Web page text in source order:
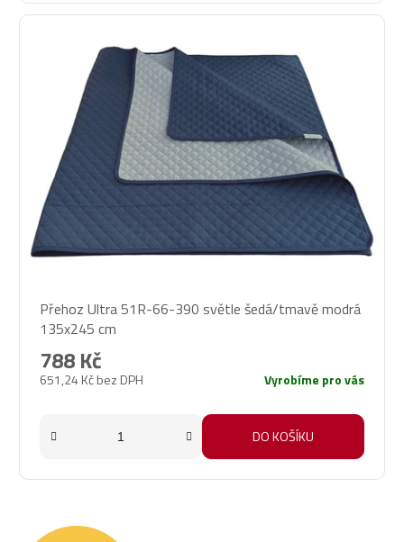
Přehoz Ultra 51R-66-390 světle šedá/tmavě modrá
135x245 cm
651,24 Kč bez DPH
788 Kč
Vyrobíme pro vás
DO KOŠÍKU